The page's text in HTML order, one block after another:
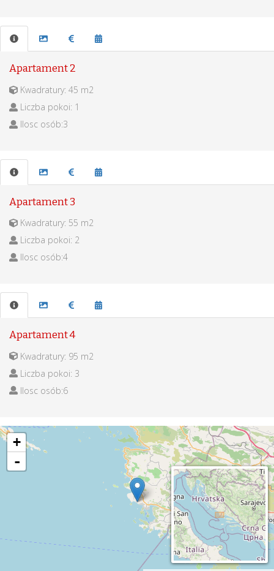
Apartament 2
Kwadratury: 45 m2
Liczba pokoi: 1
Ilosc osób:3
Apartament 3
Kwadratury: 55 m2
Liczba pokoi: 2
Ilosc osób:4
Apartament 4
Kwadratury: 95 m2
Liczba pokoi: 3
Ilosc osób:6